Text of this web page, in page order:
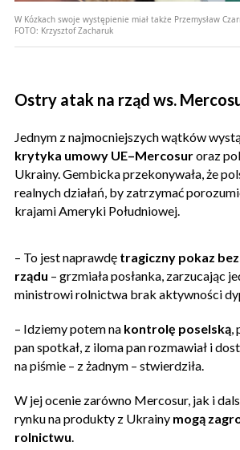
W Kózkach swoje występienie miał także Przemysław
FOTO: Krzysztof Zacharuk
Ostry atak na rząd ws.
Jednym z najmocniejszych wątków
krytyka umowy UE–Mercosuroraz
Ukrainy. Gembicka przekonywała, że
realnych działań, by zatrzymać
krajami Ameryki Południowej.
– To jest naprawdę tragiczny pokaz
rządu – grzmiała posłanka, zarzucając
ministrowi rolnictwa brak aktywności
– Idziemy potem na kontrolę poselską,
pan spotkał, z iloma pan rozmawiał i
na piśmie – z żadnym – stwierdziła.
W jej ocenie zarówno Mercosur, jak i
rynku na produkty z Ukrainy mogą
rolnictwu.